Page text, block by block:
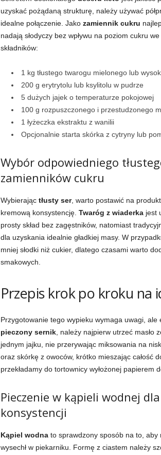
uzyskać pożądaną strukturę, należy używać
idealne połączenie. Jako zamiennik cukru
nadają słodyczy bez wpływu na poziom cukru
składników:
1 kg tłustego twarogu mielonego lub
200 g erytrytolu lub ksylitolu w pudrze
5 dużych jajek o temperaturze pokojowej
100 g rozpuszczonego i przestudzonego
1 łyżeczka ekstraktu z wanilii
Opcjonalnie starta skórka z cytryny lub
Wybór odpowiedniego
zamienników cukru
Wybierając tłusty ser, warto postawić na
kremową konsystencję. Twaróg z wiaderkajest
prosty skład bez zagęstników, natomiast
dla uzyskania idealnie gładkiej masy. W
mniej słodki niż cukier, dlatego czasami warto
smakowych.
Przepis krok po kroku na
Przygotowanie tego wypieku wymaga uwagi,
pieczony sernik, należy najpierw utrzeć masło
jednym jajku, nie przerywając miksowania na
oraz skórkę z owoców, krótko mieszając całość
przekładamy do tortownicy wyłożonej papierem
Pieczenie w kąpieli wodnej
konsystencji
Kąpiel wodnato sprawdzony sposób na to, aby
wysechł w piekarniku. Formę z ciastem należy